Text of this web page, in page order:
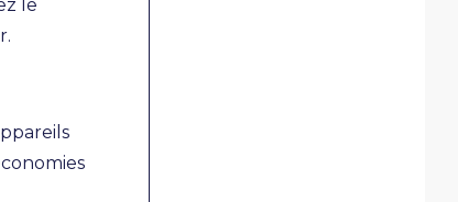
le